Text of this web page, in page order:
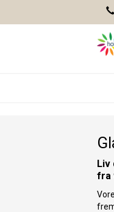
Liv
fra